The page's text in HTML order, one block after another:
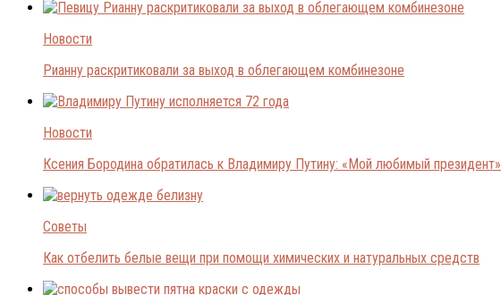
Новости
Рианну раскритиковали за выход в облегающем комбинезоне
Новости
Ксения Бородина обратилась к Владимиру Путину: «Мой любимый президент»
Советы
Как отбелить белые вещи при помощи химических и натуральных средств